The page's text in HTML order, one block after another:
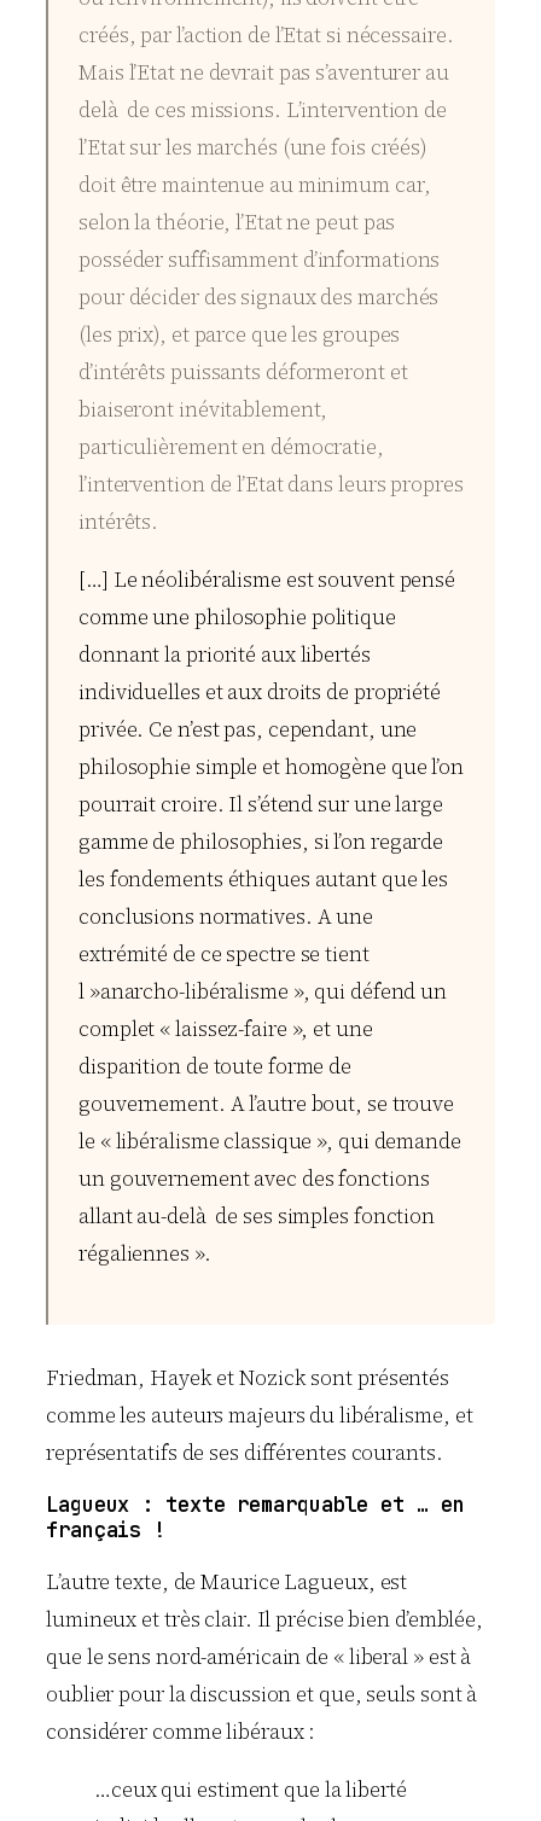
créés, par l’action de l’Etat si nécessaire.
Mais l’Etat ne devrait pas s’aventurer au
delà de ces missions. L’intervention de
l’Etat sur les marchés (une fois créés)
doit être maintenue au minimum car,
selon la théorie, l’Etat ne peut pas
posséder suffisamment d’informations
pour décider des signaux des marchés
(les prix), et parce que les groupes
d’intérêts puissants déformeront et
biaiseront inévitablement,
particulièrement en démocratie,
l’intervention de l’Etat dans leurs propres
intérêts.
[…] Le néolibéralisme est souvent pensé
comme une philosophie politique
donnant la priorité aux libertés
individuelles et aux droits de propriété
privée. Ce n’est pas, cependant, une
philosophie simple et homogène que l’on
pourrait croire. Il s’étend sur une large
gamme de philosophies, si l’on regarde
les fondements éthiques autant que les
conclusions normatives. A une
extrémité de ce spectre se tient
l »anarcho-libéralisme », qui défend un
complet « laissez-faire », et une
disparition de toute forme de
gouvernement. A l’autre bout, se trouve
le « libéralisme classique », qui demande
un gouvernement avec des fonctions
allant au-delà de ses simples fonction
régaliennes ».
Friedman, HayeketNozicksont présentés
comme les auteurs majeurs du libéralisme, et
représentatifs de ses différentes courants.
Lagueux : texte remarquable et … en
français !
L’autre texte, deMaurice Lagueux, est
lumineux et très clair. Il précise bien d’emblée,
que le sens nord-américain de « liberal » est à
oublier pour la discussion et que, seuls sont à
considérer comme libéraux :
…ceux qui estiment que la liberté